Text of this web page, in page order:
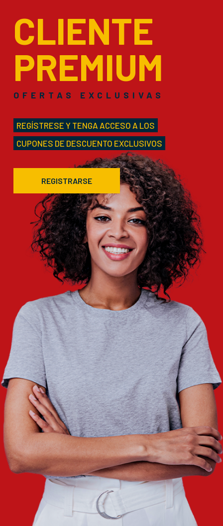
CLIENTE
PREMIUM
OFERTAS EXCLUSIVAS
REGÍSTRESE Y TENGA ACCESO A LOS
CUPONES DE DESCUENTO EXCLUSIVOS
REGISTRARSE